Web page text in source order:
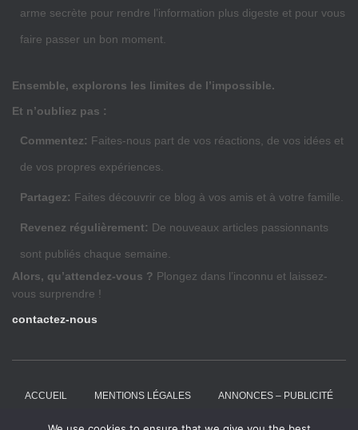
arme secrète pour rendre l’information plus digeste et pour vous
faire passer un bon moment.
Ensemble, explorons les limites de l’impossible.
Et n’oubliez pas :
Commentez: Faites-nous part de vos réactions, de vos idées et
de vos propres expériences.
Partagez: Faites découvrir ce blog à vos amis et à votre famille.
Revenez régulièrement: De nouveaux articles passionnants
sont publiés chaque semaine.
Alors, qu’attendez-vous ? Plongez dans l’inconnu et laissez-
vous surprendre !
contactez-nous
ACCUEIL MENTIONS LÉGALES ANNONCES – PUBLICITÉ